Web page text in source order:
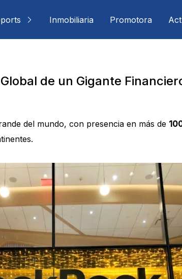
Inmobiliaria Promotora
de un Gigante
del mundo, con presencia en más de